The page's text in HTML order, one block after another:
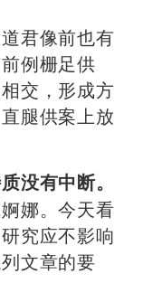
君像前也有
例栅足供
交，形成方
腿供案上放
没有中断。
娜。今天看
究应不影响
文章的要